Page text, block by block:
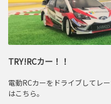
TRY!RCカー！！
電動RCカーをドライブしてレ
はこちら。